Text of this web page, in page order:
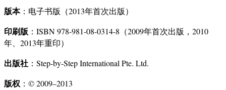
版本：电子书版（2013年首次出版）
印刷版 ：ISBN 978-981-08-0314-8（2009年首次出版，2010
年、2013年重印）
出版社 ：Step-by-Step International Pte. Ltd.
版权 ：© 2009–2013